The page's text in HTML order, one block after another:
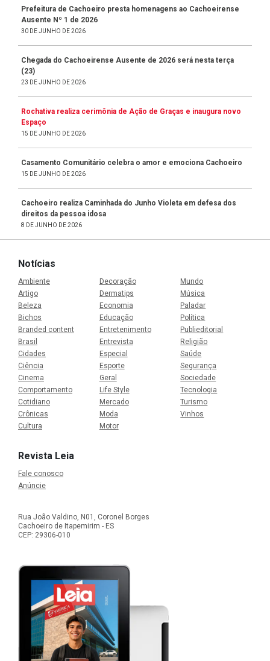
Prefeitura de Cachoeiro presta homenagens ao Cachoeirense
Ausente Nº 1 de 2026
30 DE JUNHO DE 2026
Chegada do Cachoeirense Ausente de 2026 será nesta terça
(23)
23 DE JUNHO DE 2026
Rochativa realiza cerimônia de Ação de Graças e inaugura novo
Espaço
15 DE JUNHO DE 2026
Casamento Comunitário celebra o amor e emociona Cachoeiro
15 DE JUNHO DE 2026
Cachoeiro realiza Caminhada do Junho Violeta em defesa dos
direitos da pessoa idosa
8 DE JUNHO DE 2026
Notícias
Ambiente
Artigo
Beleza
Bichos
Branded content
Brasil
Cidades
Ciência
Cinema
Comportamento
Cotidiano
Crônicas
Cultura
Decoração
Dermatips
Economia
Educação
Entretenimento
Entrevista
Especial
Esporte
Geral
Life Style
Mercado
Moda
Motor
Mundo
Música
Paladar
Política
Publieditorial
Religião
Saúde
Segurança
Sociedade
Tecnologia
Turismo
Vinhos
Revista Leia
Fale conosco
Anúncie
Rua João Valdino, N01, Coronel Borges
Cachoeiro de Itapemirim - ES
CEP: 29306-010